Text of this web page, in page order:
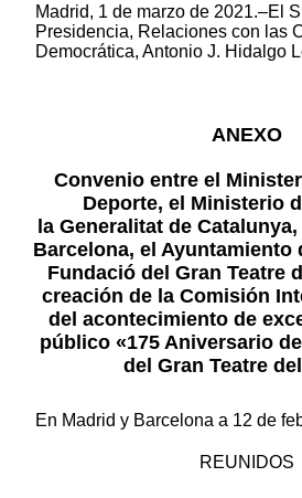
Madrid, 1 de marzo de 2021.–El
Presidencia, Relaciones con las
Democrática, Antonio J. Hidalgo
ANEXO
Convenio entre el
Deporte, el Ministerio
la Generalitat de
Barcelona, el Ayuntamiento
Fundació del Gran Teatre
creación de la Comisión
del acontecimiento de
público «175 Aniversario
del Gran Teatre
En Madrid y Barcelona a 12 de
REUNIDOS